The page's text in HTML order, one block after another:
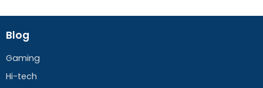
Blog
Gaming
Hi-tech